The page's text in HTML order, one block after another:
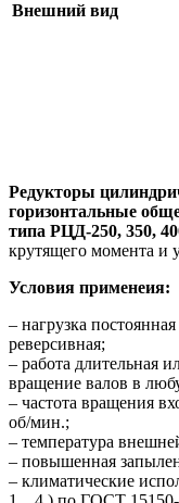
Внешний вид
Редукторы
горизонтальные
типа РЦД-250, 350,
крутящего момента и
Условия применеия:
– нагрузка
реверсивная;
– работа длительная
вращение валов в
– частота вращения
об/мин.;
– температура
– повышенная
– климатические